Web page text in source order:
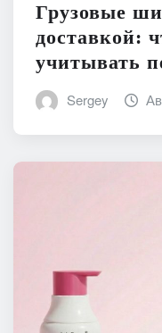
Грузовые
доставкой:
учитывать
Sergey